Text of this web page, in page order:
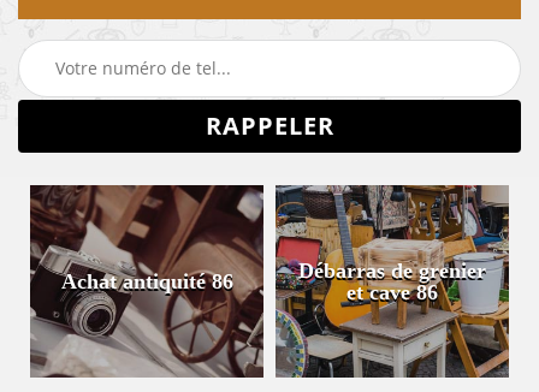
86
Débarras de grenier
et cave 86
Antiquaire 86